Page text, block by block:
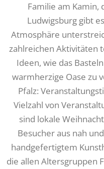
Familie am
Ludwigsburg gibt
Atmosphäre
zahlreichen Aktivitäten
Ideen, wie das
warmherzige Oase zu
Pfalz:
Vielzahl von
sind lokale
Besucher aus nah
handgefertigtem
die allen Altersgruppen